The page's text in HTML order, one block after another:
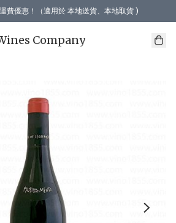
費優惠！（適用於 本地送貨、本地取貨 )
Company